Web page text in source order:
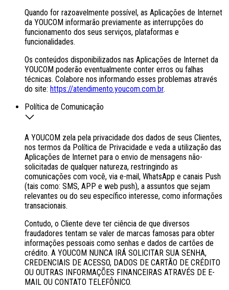
Quando for razoavelmente possível, as Aplicações de Internet
da YOUCOM informarão previamente as interrupções do
funcionamento dos seus serviços, plataformas e
funcionalidades.
Os conteúdos disponibilizados nas Aplicações de Internet da
YOUCOM poderão eventualmente conter erros ou falhas
técnicas. Colabore nos informando esses problemas através
do site: https://atendimento.youcom.com.br.
Política de Comunicação
A YOUCOM zela pela privacidade dos dados de seus Clientes,
nos termos da Política de Privacidade e veda a utilização das
Aplicações de Internet para o envio de mensagens não-
solicitadas de qualquer natureza, restringindo as
comunicações com você, via e-mail, WhatsApp e canais Push
(tais como: SMS, APP e web push), a assuntos que sejam
relevantes ou do seu específico interesse, como informações
transacionais.
Contudo, o Cliente deve ter ciência de que diversos
fraudadores tentam se valer de marcas famosas para obter
informações pessoais como senhas e dados de cartões de
crédito. A YOUCOM NUNCA IRÁ SOLICITAR SUA SENHA,
CREDENCIAIS DE ACESSO, DADOS DE CARTÃO DE CRÉDITO
OU OUTRAS INFORMAÇÕES FINANCEIRAS ATRAVÉS DE E-
MAIL OU CONTATO TELEFÔNICO.